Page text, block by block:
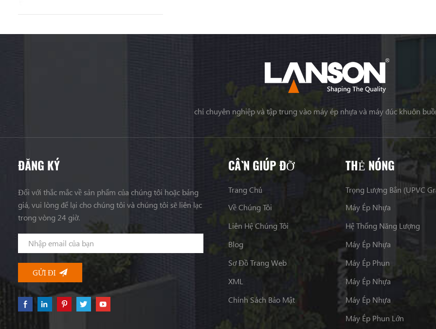
chỉ chuyên nghiệp và tập trung vào máy ép nhựa và máy đúc khuôn
ĐĂNG KÝ
Đối với thắc mắc về sản phẩm của chúng tôi hoặc bảng
giá, vui lòng để lại cho chúng tôi và chúng tôi sẽ liên lạc
trong vòng 24 giờ.
CẦN GIÚP ĐỠ
Trang Chủ
Về Chúng Tôi
Liên Hệ Chúng Tôi
Blog
Sơ Đồ Trang Web
XML
Chính Sách Bảo Mật
THẺ NÓNG
Trọng Lượng Bắn (UPVC
Máy Ép Nhựa
Hệ Thống Năng Lượng
Máy Ép Nhựa
Máy Ép Phun
Máy Ép Nhựa
Máy Ép Nhựa
Máy Ép Phun Lớn